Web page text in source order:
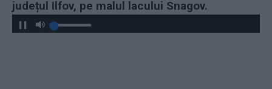
județul Ilfov, pe malul lacului Snagov.